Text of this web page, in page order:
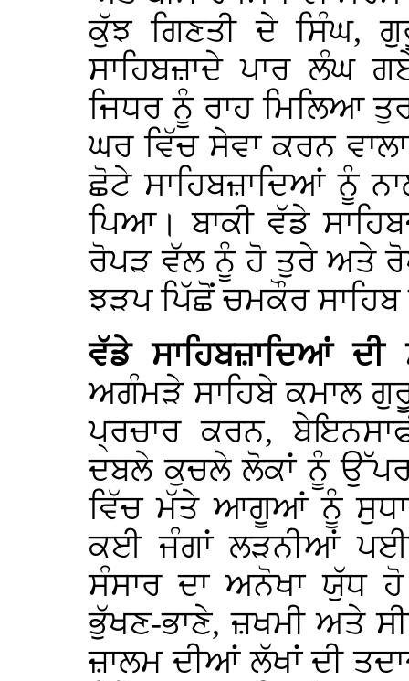
ਕੁੱਝ ਗਿਣਤੀ ਦੇ ਸਿੰਘ,
ਸਾਹਿਬਜ਼ਾਦੇ ਪਾਰ ਲੰਘ
ਜਿਧਰ ਨੂੰ ਰਾਹ ਮਿਲਿਆ
ਘਰ ਵਿੱਚ ਸੇਵਾ ਕਰਨ
ਛੋਟੇ ਸਾਹਿਬਜ਼ਾਦਿਆਂ ਨੂੰ
ਪਿਆ। ਬਾਕੀ ਵੱਡੇ
ਰੋਪੜ ਵੱਲ ਨੂੰ ਹੋ ਤੁਰੇ ਅਤੇ
ਝੜਪ ਪਿੱਛੋਂ ਚਮਕੌਰ
ਵੱਡੇਸਾਹਿਬਜ਼ਾਦਿਆਂ ਦੀ
ਅਗੰਮੜੇ ਸਾਹਿਬੇ ਕਮਾਲ
ਪ੍ਰਚਾਰ ਕਰਨ,
ਦਬਲੇ ਕੁਚਲੇ ਲੋਕਾਂ ਨੂੰ
ਵਿੱਚ ਮੱਤੇ ਆਗੂਆਂ ਨੂੰ
ਕਈ ਜੰਗਾਂ ਲੜਨੀਆਂ
ਸੰਸਾਰ ਦਾ ਅਨੋਖਾ ਯੁੱਧ
ਭੁੱਖਣ-ਭਾਣੇ, ਜ਼ਖਮੀ ਅਤੇ
ਜ਼ਾਲਮ ਦੀਆਂ ਲੱਖਾਂ ਦੀ